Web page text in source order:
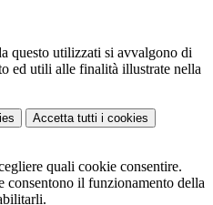
questo utilizzati si avvalgono di
ed utili alle finalità illustrate nella
Accetta tutti i cookies
quali cookie consentire.
consentono il funzionamento della